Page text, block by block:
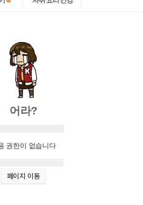
어라?
권한이 없습니다
페이지 이동